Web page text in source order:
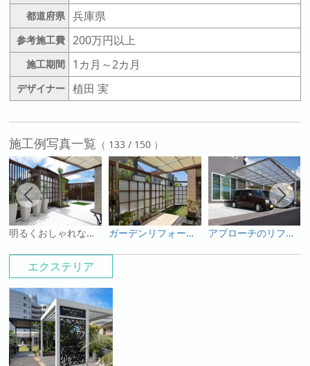
エクステリア
都道府県 兵庫県
参考施工費 200万円以上
施工期間 1カ月～2カ月
デザイナー 植田 実
施工例写真一覧 （ 133 / 150 ）
明るくおしゃれなプライベートテラスの完成！ ガーデンリフォーム！プラスGで演出した機能的なマイガーデン！ アプローチのリフォームとダブルフェース設置の駐車場